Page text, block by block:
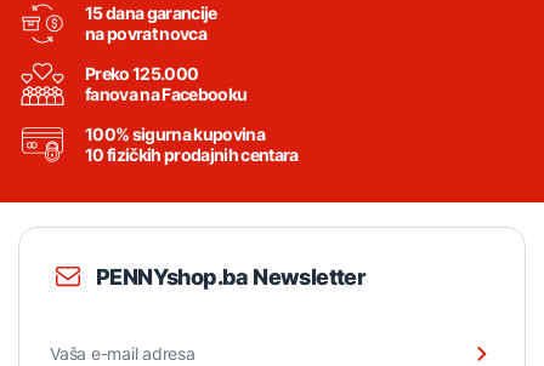
15 dana garancije
na povrat novca
Preko 125.000
fanova na Facebooku
100% sigurna kupovina
10 fizičkih prodajnih centara
PENNYshop.ba Newsletter